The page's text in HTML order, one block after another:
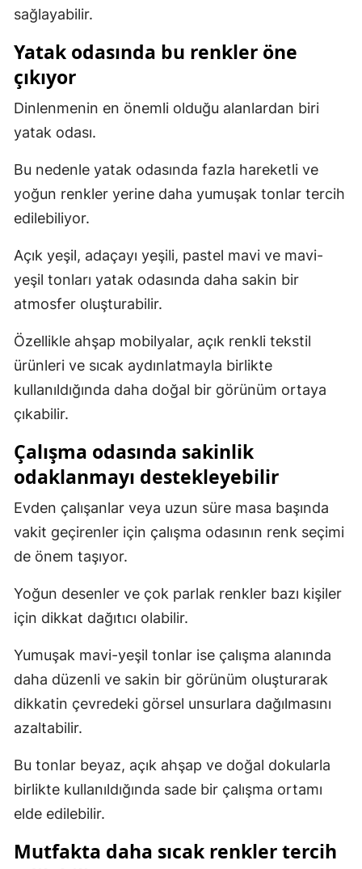
sağlayabilir.
Yatak odasında bu renkler öne
çıkıyor
Dinlenmenin en önemli olduğu alanlardan biri
yatak odası.
Bu nedenle yatak odasında fazla hareketli ve
yoğun renkler yerine daha yumuşak tonlar tercih
edilebiliyor.
Açık yeşil, adaçayı yeşili, pastel mavi ve mavi-
yeşil tonları yatak odasında daha sakin bir
atmosfer oluşturabilir.
Özellikle ahşap mobilyalar, açık renkli tekstil
ürünleri ve sıcak aydınlatmayla birlikte
kullanıldığında daha doğal bir görünüm ortaya
çıkabilir.
Çalışma odasında sakinlik
odaklanmayı destekleyebilir
Evden çalışanlar veya uzun süre masa başında
vakit geçirenler için çalışma odasının renk seçimi
de önem taşıyor.
Yoğun desenler ve çok parlak renkler bazı kişiler
için dikkat dağıtıcı olabilir.
Yumuşak mavi-yeşil tonlar ise çalışma alanında
daha düzenli ve sakin bir görünüm oluşturarak
dikkatin çevredeki görsel unsurlara dağılmasını
azaltabilir.
Bu tonlar beyaz, açık ahşap ve doğal dokularla
birlikte kullanıldığında sade bir çalışma ortamı
elde edilebilir.
Mutfakta daha sıcak renkler tercih